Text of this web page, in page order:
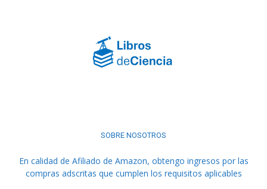
SOBRE NOSOTROS
En calidad de Afiliado de Amazon, obtengo ingresos por las
compras adscritas que cumplen los requisitos aplicables